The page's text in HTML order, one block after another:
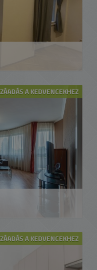
A KEDVENCEKHEZ
A KEDVENCEKHEZ